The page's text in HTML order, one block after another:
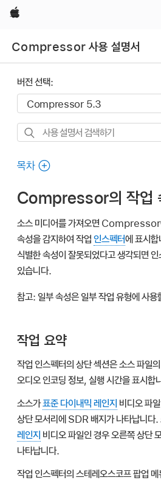
Apple
Compressor 사용 설명서
버전 선택:
사용
검색하기
목차
Compressor의 작업
소스 미디어를 가져오면 Compressor
속성을 감지하여 작업 인스펙터에 표시
식별한 속성이 잘못되었다고 생각되면
있습니다.
참고: 일부 속성은 일부 작업 유형에 사용
작업 요약
작업 인스펙터의 상단 섹션은 소스 파일
오디오 인코딩 정보, 실행 시간을 표시합
소스가표준 다이내믹 레인지 비디오 파
상단 모서리에 SDR 배지가 나타납니다.
레인지 비디오 파일인 경우 오른쪽 상단
나타납니다.
작업 인스펙터의 스테레오스코프 팝업